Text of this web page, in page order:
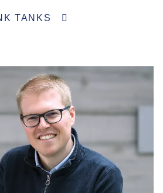
TANKS